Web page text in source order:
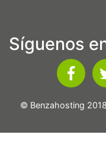
Síguenos
© Benzahosting